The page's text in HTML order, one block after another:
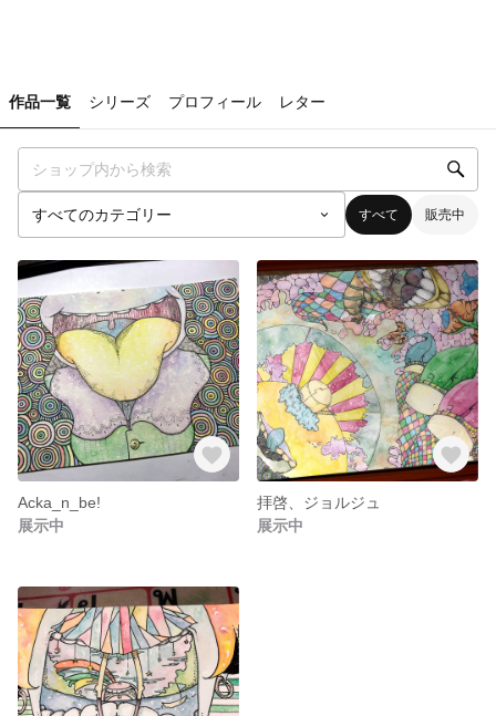
作品一覧 シリーズ プロフィール レター
すべて 販売中
Acka_n_be!
展示中
拝啓、ジョルジュ
展示中